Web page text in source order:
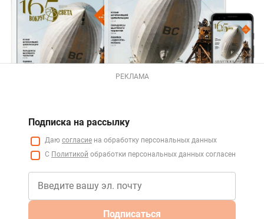
РЕКЛАМА
Подписка на рассылку
Даю согласие на обработку персональных данных
С Политикой обработки персональных данных согласен
Подписаться